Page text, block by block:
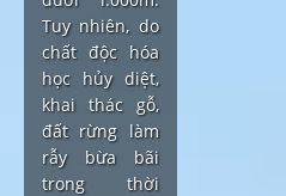
Tuy nhiên, do
chất độc hóa
học hủy diệt,
khai thác gỗ,
đất rừng làm
rẫy bừa bãi
trong thời